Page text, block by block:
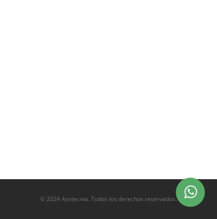
© 2024 Asetecnia. Todos los derechos reservados.